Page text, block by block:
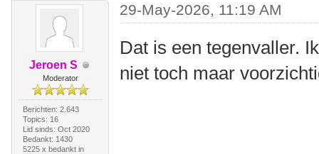
Jeroen S
Moderator
Berichten: 2.643
Topics: 16
Lid sinds: Oct 2020
Bedankt: 1430
5225 x bedankt in
29-May-2026, 11:19 AM
Dat is een tegenvaller.
niet toch maar